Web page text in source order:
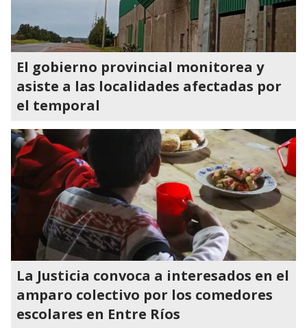
El gobierno provincial monitorea y
asiste a las localidades afectadas por
el temporal
La Justicia convoca a interesados en el
amparo colectivo por los comedores
escolares en Entre Ríos